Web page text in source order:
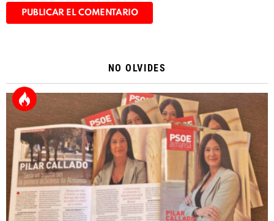
NO OLVIDES